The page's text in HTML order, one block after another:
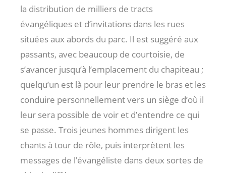
la distribution de milliers de tracts
évangéliques et d’invitations dans les rues
situées aux abords du parc. Il est suggéré aux
passants, avec beaucoup de courtoisie, de
s’avancer jusqu’à l’emplacement du chapiteau ;
quelqu’un est là pour leur prendre le bras et les
conduire personnellement vers un siège d’où il
leur sera possible de voir et d’entendre ce qui
se passe. Trois jeunes hommes dirigent les
chants à tour de rôle, puis interprètent les
messages de l’évangéliste dans deux sortes de